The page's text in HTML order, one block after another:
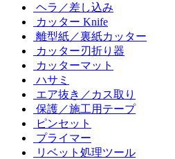
ヘラ／差し込み
カッター Knife
離型紙／裏紙カッター
カッター刃折り器
カッターマット
ハサミ
エア抜き／カス取り
保護／施工用テープ
ピンセット
プライマー
リベット処理ツール